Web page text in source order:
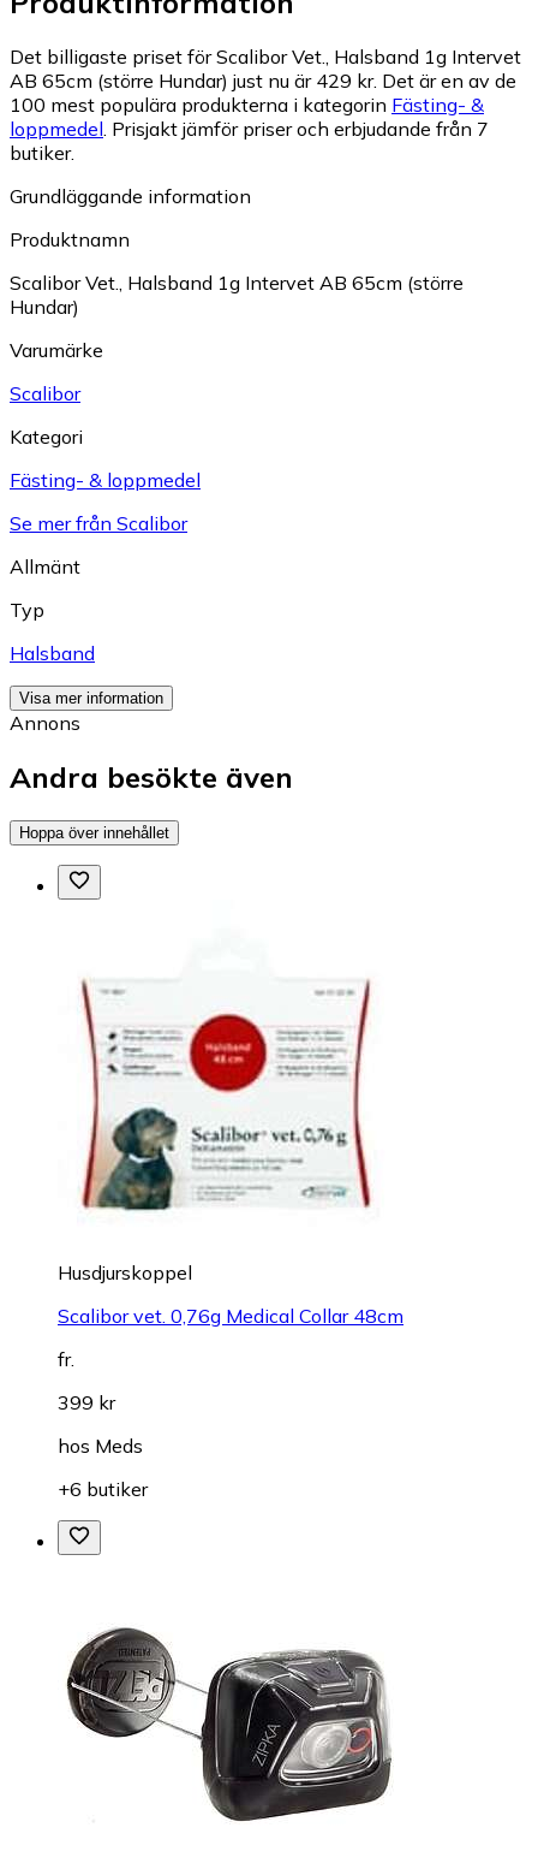
Det billigaste priset för Scalibor Vet., Halsband 1g Intervet
AB 65cm (större Hundar) just nu är 429 kr. Det är en av de
100 mest populära produkterna i kategorin Fästing- &
loppmedel. Prisjakt jämför priser och erbjudande från 7
butiker.
Grundläggande information
Produktnamn
Scalibor Vet., Halsband 1g Intervet AB 65cm (större
Hundar)
Varumärke
Scalibor
Kategori
Fästing- & loppmedel
Se mer från Scalibor
Allmänt
Typ
Halsband
Visa mer information
Annons
Andra besökte även
Hoppa över innehållet
Husdjurskoppel
Scalibor vet. 0,76g Medical Collar 48cm
fr.
399 kr
hos Meds
+6 butiker